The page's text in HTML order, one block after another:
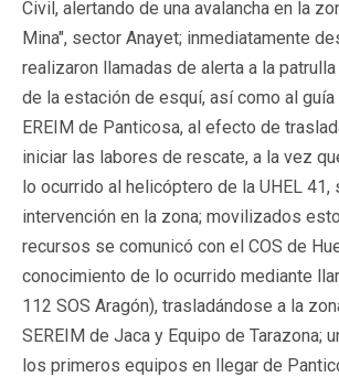
Civil, alertando de una avalancha en la
Mina", sector Anayet; inmediatamente
realizaron llamadas de alerta a la
de la estación de esquí, así como al
EREIM de Panticosa, al efecto de
iniciar las labores de rescate, a la vez
lo ocurrido al helicóptero de la UHEL 41,
intervención en la zona; movilizados
recursos se comunicó con el COS de
conocimiento de lo ocurrido mediante
112 SOS Aragón), trasladándose a la
SEREIM de Jaca y Equipo de Tarazona;
los primeros equipos en llegar de